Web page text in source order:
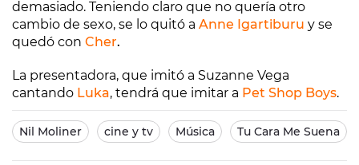
demasiado. Teniendo claro que no quería otro
cambio de sexo, se lo quitó a Anne Igartiburu y se
quedó con Cher.
La presentadora, que imitó a Suzanne Vega
cantando Luka, tendrá que imitar a Pet Shop Boys.
Nil Moliner cine y tv Música Tu Cara Me Suena